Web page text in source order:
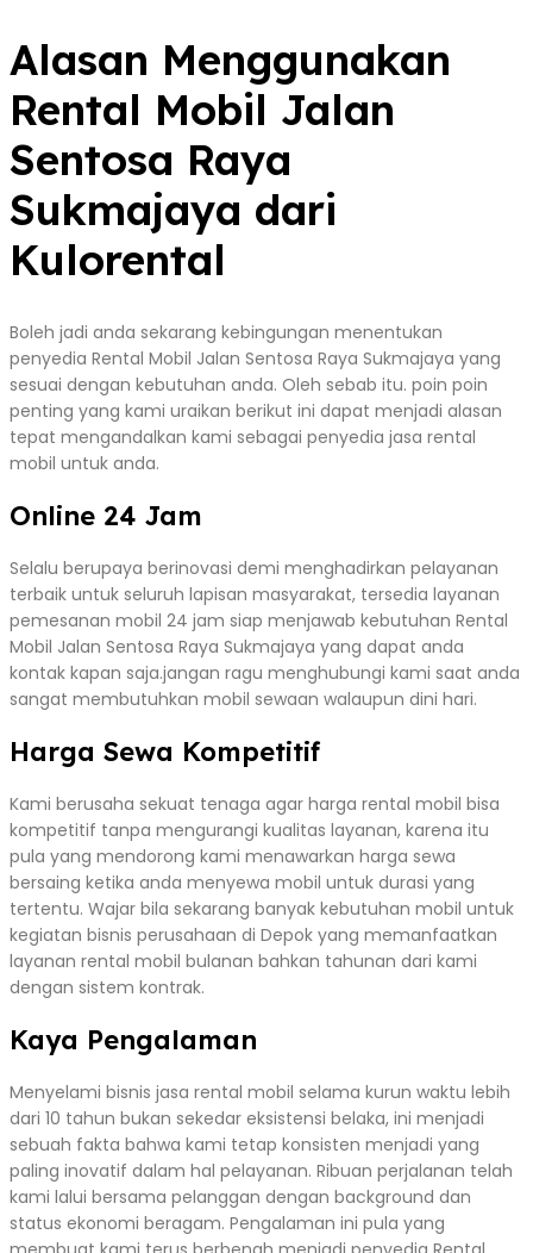
Alasan Menggunakan
Rental Mobil Jalan
Sentosa Raya
Sukmajaya dari
Kulorental
Boleh jadi anda sekarang kebingungan menentukan
penyedia Rental Mobil Jalan Sentosa Raya Sukmajaya yang
sesuai dengan kebutuhan anda. Oleh sebab itu. poin poin
penting yang kami uraikan berikut ini dapat menjadi alasan
tepat mengandalkan kami sebagai penyedia jasa rental
mobil untuk anda.
Online 24 Jam
Selalu berupaya berinovasi demi menghadirkan pelayanan
terbaik untuk seluruh lapisan masyarakat, tersedia layanan
pemesanan mobil 24 jam siap menjawab kebutuhan Rental
Mobil Jalan Sentosa Raya Sukmajaya yang dapat anda
kontak kapan saja.jangan ragu menghubungi kami saat anda
sangat membutuhkan mobil sewaan walaupun dini hari.
Harga Sewa Kompetitif
Kami berusaha sekuat tenaga agar harga rental mobil bisa
kompetitif tanpa mengurangi kualitas layanan, karena itu
pula yang mendorong kami menawarkan harga sewa
bersaing ketika anda menyewa mobil untuk durasi yang
tertentu. Wajar bila sekarang banyak kebutuhan mobil untuk
kegiatan bisnis perusahaan di Depok yang memanfaatkan
layanan rental mobil bulanan bahkan tahunan dari kami
dengan sistem kontrak.
Kaya Pengalaman
Menyelami bisnis jasa rental mobil selama kurun waktu lebih
dari 10 tahun bukan sekedar eksistensi belaka, ini menjadi
sebuah fakta bahwa kami tetap konsisten menjadi yang
paling inovatif dalam hal pelayanan. Ribuan perjalanan telah
kami lalui bersama pelanggan dengan background dan
status ekonomi beragam. Pengalaman ini pula yang